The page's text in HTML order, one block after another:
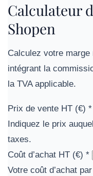
Calculateur
Shopen
Calculez votre
intégrant la
la TVA applicable.
Prix de vente HT (€) *
Indiquez le prix
taxes.
Coût d’achat HT (€) *
Votre coût d’achat